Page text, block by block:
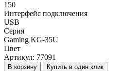
150
Интерфейс подключения
USB
Серия
Gaming KG-35U
Цвет
Артикул: 77091
В корзину Купить в один клик